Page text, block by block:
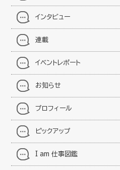
インタビュー
連載
イベントレポート
お知らせ
プロフィール
ピックアップ
I am 仕事図鑑